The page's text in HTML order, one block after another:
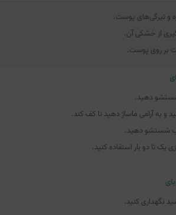
و تیرگی‌های پوست.
از خشکی آن.
بر روی پوست.
شستشو دهید.
و به آرامی ماساژ دهید تا کف کند.
آب شستشو دهید.
یک تا دو بار استفاده کنید.
نگهداری کنید.